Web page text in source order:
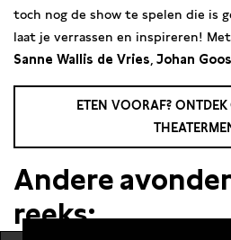
toch nog de show te spelen die is
laat je verrassen en inspireren! Met
Sanne Wallis de Vries Johan
ETEN VOORAF?
Andere
reeks: